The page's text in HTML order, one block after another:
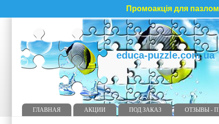
Промоакція для
educa-puzzle.com.ua
ГЛАВНАЯ АКЦИИ ПОД ЗАКАЗ ОТЗЫВЫ -